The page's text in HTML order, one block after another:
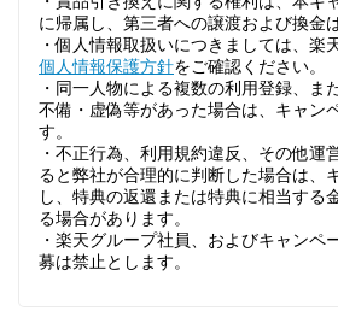
に帰属し、第三者への譲渡および換金
・個人情報取扱いにつきましては、楽
個人情報保護方針をご確認ください。
・同一人物による複数の利用登録、ま
不備・虚偽等があった場合は、キャン
す。
・不正行為、利用規約違反、その他運
ると弊社が合理的に判断した場合は、
し、特典の返還または特典に相当する
る場合があります。
・楽天グループ社員、およびキャンペ
募は禁止とします。